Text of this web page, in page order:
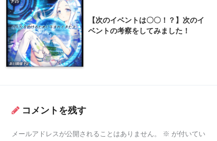
【次のイベントは〇〇！？】次のイ
ベントの考察をしてみました！
コメントを残す
メールアドレスが公開されることはありません。 ※ が付いてい